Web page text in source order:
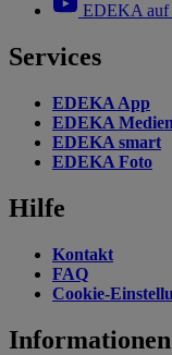
EDEKA auf
Services
EDEKA App
EDEKA Medien
EDEKA smart
EDEKA Foto
Hilfe
Kontakt
FAQ
Cookie-
Informationen